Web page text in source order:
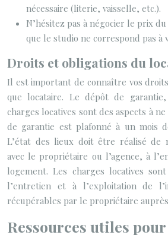
nécessaire (literie, vaisselle, etc.).
N’hésitez pas à négocier le prix
que le studio ne correspond pas à
Droits et obligations du
Il est important de connaître vos
que locataire. Le dépôt de
charges locatives sont des aspects à
de garantie est plafonné à un mois
L’état des lieux doit être réalisé de
avec le propriétaire ou l’agence, à
logement. Les charges locatives
l’entretien et à l’exploitation de
récupérables par le propriétaire
Ressources utiles